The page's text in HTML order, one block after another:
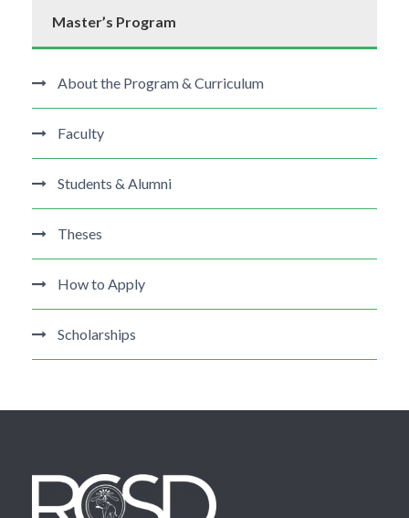
Master’s Program
About the Program & Curriculum
Faculty
Students & Alumni
Theses
How to Apply
Scholarships